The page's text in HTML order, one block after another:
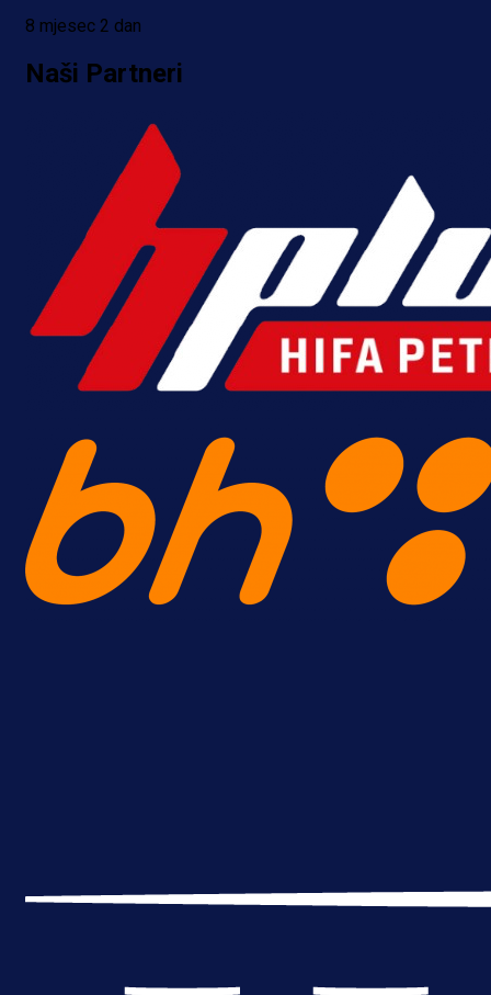
A Selekcija
Da li je selektor zadovoljan: Evo
je Barbarez rekao o transferu
Alajbegovića u Juventus!
21 h 17 min
8 mjesec 2 dan
Naši Partneri